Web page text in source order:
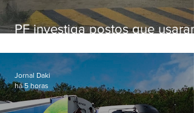
PF investiga postos que usaram
secretário morto em 2020
Jornal Daki
há 5 horas